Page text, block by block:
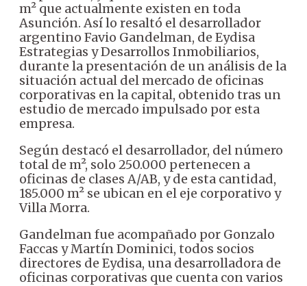
m² que actualmente existen en toda
Asunción. Así lo resaltó el desarrollador
argentino Favio Gandelman, de Eydisa
Estrategias y Desarrollos Inmobiliarios,
durante la presentación de un análisis de la
situación actual del mercado de oficinas
corporativas en la capital, obtenido tras un
estudio de mercado impulsado por esta
empresa.
Según destacó el desarrollador, del número
total de m², solo 250.000 pertenecen a
oficinas de clases A/AB, y de esta cantidad,
185.000 m² se ubican en el eje corporativo y
Villa Morra.
Gandelman fue acompañado por Gonzalo
Faccas y Martín Dominici, todos socios
directores de Eydisa, una desarrolladora de
oficinas corporativas que cuenta con varios